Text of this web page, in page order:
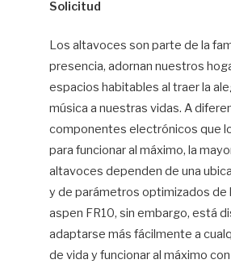
Solicitud
Los altavoces son parte de la
presencia, adornan nuestros
espacios habitables al traer la
música a nuestras vidas. A
componentes electrónicos que
para funcionar al máximo, la
altavoces dependen de una
y de parámetros optimizados de
aspen FR10, sin embargo, está
adaptarse más fácilmente a
de vida y funcionar al máximo